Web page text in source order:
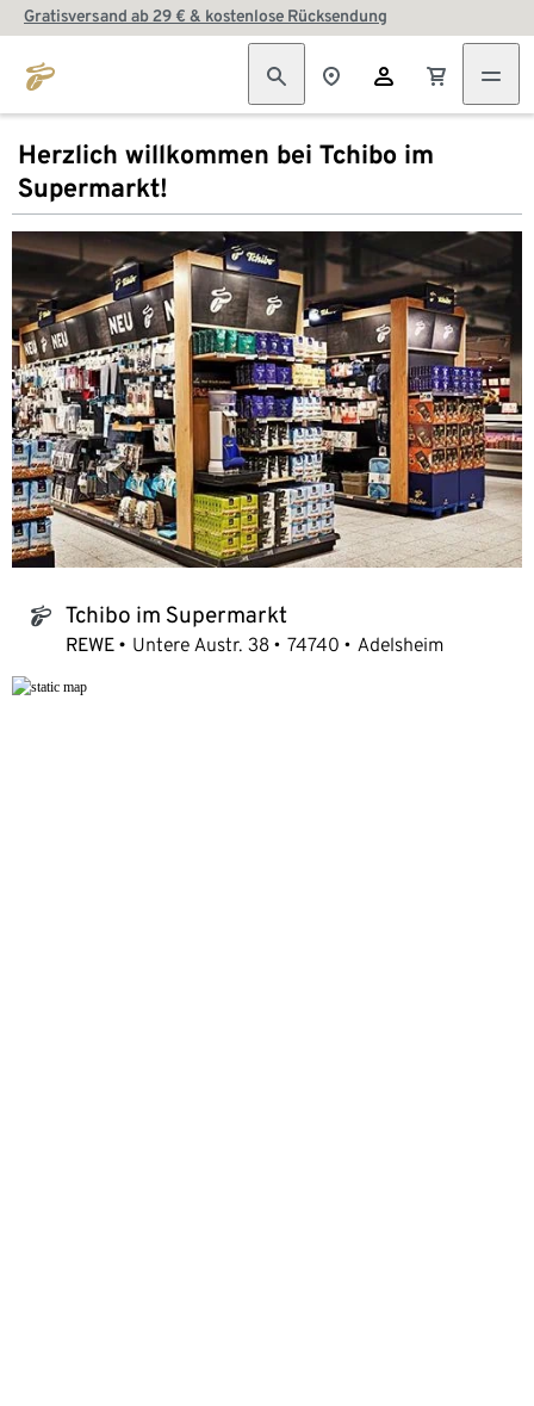
Gratisversand ab 29 € & kostenlose Rücksendung
Herzlich willkommen bei Tchibo im
Supermarkt!
tchibo_logo Tchibo im Supermarkt
REWE Untere Austr. 38 74740 Adelsheim